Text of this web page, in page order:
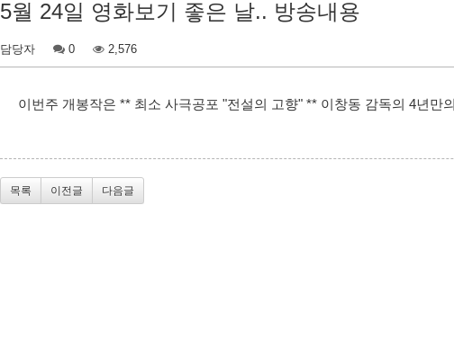
5월 24일 영화보기 좋은 날.. 방송내용
담당자 0 2,576
이번주 개봉작은 ** 최소 사극공포 "전설의 고향" ** 이창동 감독의 4년
목록 이전글 다음글